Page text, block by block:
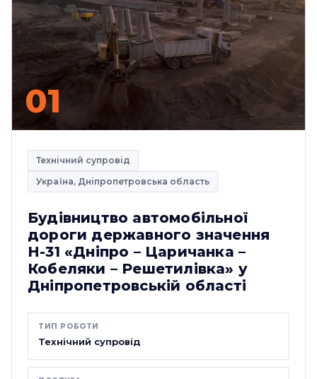
01
Технічний супровід
Україна, Дніпропетровська область
Будівництво автомобільної
дороги державного значення
Н-31 «Дніпро – Царичанка –
Кобеляки – Решетилівка» у
Дніпропетровській області
ТИП РОБОТИ
Технічний супровід